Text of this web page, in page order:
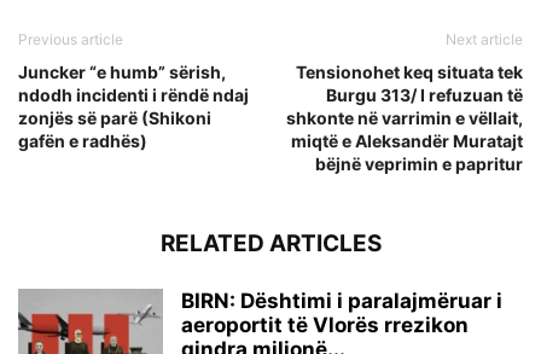
Previous article
Juncker “e humb” sërish,
ndodh incidenti i rëndë ndaj
zonjës së parë (Shikoni
gafën e radhës)
Next article
Tensionohet keq situata tek
Burgu 313/ I refuzuan të
shkonte në varrimin e vëllait,
miqtë e Aleksandër Muratajt
bëjnë veprimin e papritur
RELATED ARTICLES
BIRN: Dështimi i paralajmëruar i
aeroportit të Vlorës rrezikon
qindra milionë...